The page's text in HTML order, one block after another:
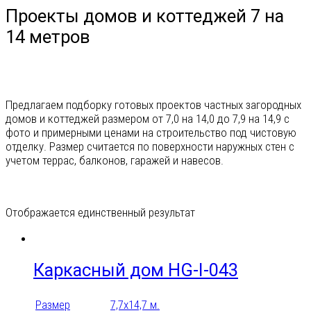
Проекты домов и коттеджей 7 на
14 метров
Предлагаем подборку готовых проектов частных загородных
домов и коттеджей размером от 7,0 на 14,0 до 7,9 на 14,9 с
фото и примерными ценами на строительство под чистовую
отделку. Размер считается по поверхности наружных стен с
учетом террас, балконов, гаражей и навесов.
На 1 машину
На 2 машины
На 3 машины
Отображается единственный результат
Каркасный дом HG-I-043
Размер
7,7x14,7 м.